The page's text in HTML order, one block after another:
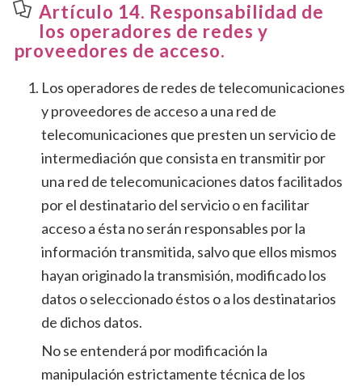
Artículo 14. Responsabilidad de
los operadores de redes y
proveedores de acceso.
Los operadores de redes de telecomunicaciones
y proveedores de acceso a una red de
telecomunicaciones que presten un servicio de
intermediación que consista en transmitir por
una red de telecomunicaciones datos facilitados
por el destinatario del servicio o en facilitar
acceso a ésta no serán responsables por la
información transmitida, salvo que ellos mismos
hayan originado la transmisión, modificado los
datos o seleccionado éstos o a los destinatarios
de dichos datos.
No se entenderá por modificación la
manipulación estrictamente técnica de los